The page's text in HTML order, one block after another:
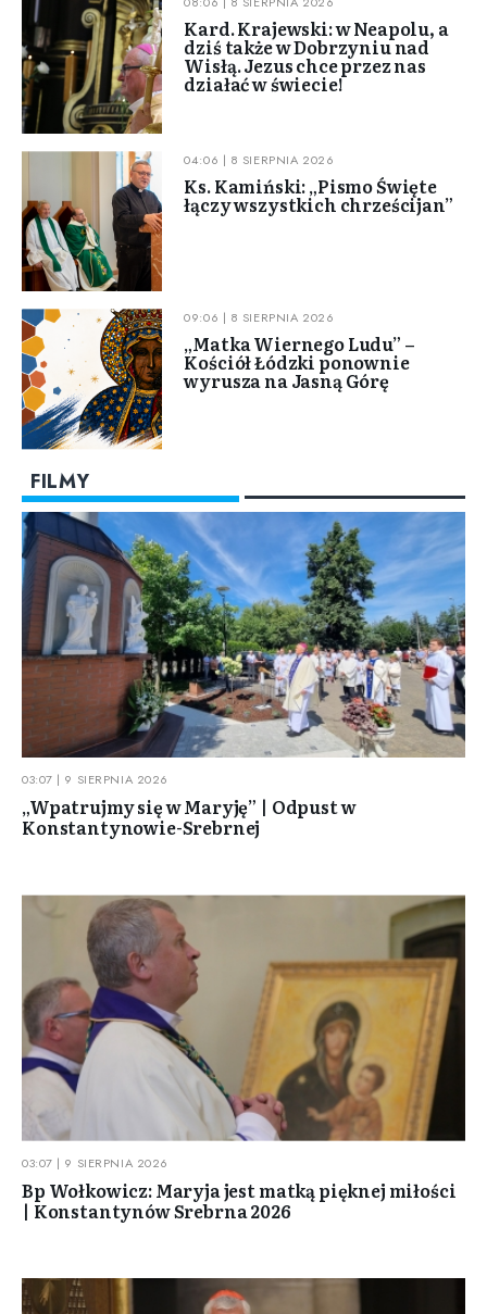
Kard. Krajewski: w Neapolu, a
dziś także w Dobrzyniu nad
Wisłą. Jezus chce przez nas
działać w świecie!
04:06 | 8 SIERPNIA 2026
Ks. Kamiński: „Pismo Święte
łączy wszystkich chrześcijan”
09:06 | 8 SIERPNIA 2026
„Matka Wiernego Ludu” –
Kościół Łódzki ponownie
wyrusza na Jasną Górę
FILMY
03:07 | 9 SIERPNIA 2026
„Wpatrujmy się w Maryję” | Odpust w
Konstantynowie-Srebrnej
03:07 | 9 SIERPNIA 2026
Bp Wołkowicz: Maryja jest matką pięknej miłości
| Konstantynów Srebrna 2026